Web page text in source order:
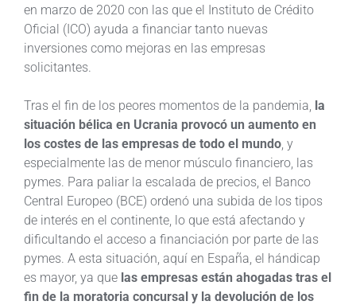
en marzo de 2020 con las que el Instituto de Crédito
Oficial (ICO) ayuda a financiar tanto nuevas
inversiones como mejoras en las empresas
solicitantes.
Tras el fin de los peores momentos de la pandemia, la
situación bélica en Ucrania provocó un aumento en
los costes de las empresas de todo el mundo , y
especialmente las de menor músculo financiero, las
pymes. Para paliar la escalada de precios, el Banco
Central Europeo (BCE) ordenó una subida de los tipos
de interés en el continente, lo que está afectando y
dificultando el acceso a financiación por parte de las
pymes. A esta situación, aquí en España, el hándicap
es mayor, ya que las empresas están ahogadas tras el
fin de la moratoria concursal y la devolución de los